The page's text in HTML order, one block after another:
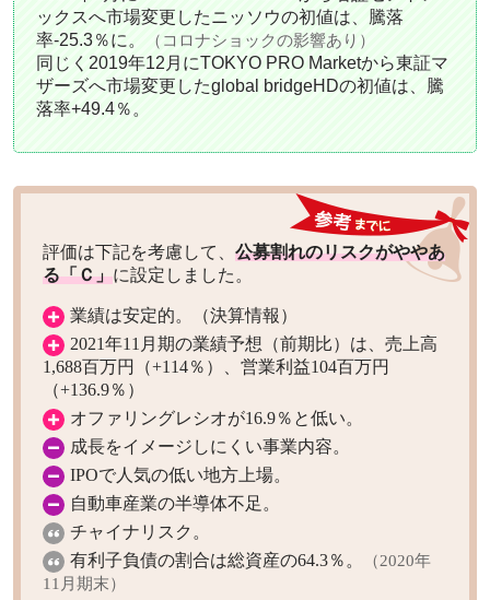
ックスへ市場変更したニッソウの初値は、騰落
率-25.3％に。
（コロナショックの影響あり）
同じく2019年12月にTOKYO PRO Marketから東証マ
ザーズへ市場変更したglobal bridgeHDの初値は、騰
落率+49.4％。
評価は下記を考慮して、 公募割れのリスクがややあ
る「Ｃ」に設定しました。
業績は安定的。（決算情報）
2021年11月期の業績予想（前期比）は、売上高
1,688百万円（+114％）、営業利益104百万円
（+136.9％）
オファリングレシオが16.9％と低い。
成長をイメージしにくい事業内容。
IPOで人気の低い地方上場。
自動車産業の半導体不足。
チャイナリスク。
有利子負債の割合は総資産の64.3％。
（2020年
11月期末）